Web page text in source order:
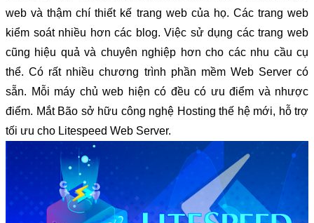
web và thậm chí thiết kế trang web của họ. Các trang web
kiểm soát nhiều hơn các blog. Việc sử dụng các trang web
cũng hiệu quả và chuyên nghiệp hơn cho các nhu cầu cụ
thể. Có rất nhiều chương trình phần mềm Web Server có
sẵn. Mỗi máy chủ web hiện có đều có ưu điểm và nhược
điểm. Mắt Bão sở hữu công nghệ Hosting thế hệ mới, hỗ trợ
tối ưu cho Litespeed Web Server.